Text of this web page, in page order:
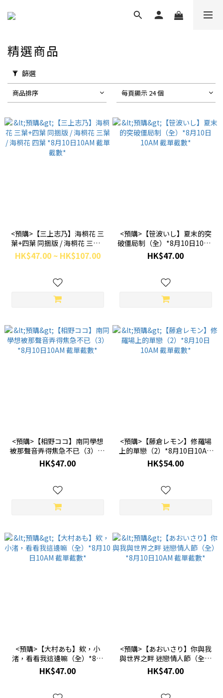
精選商品
篩選
商品排序 每頁顯示 24 個
<預購>【三上志乃】海桐花 三
葉+四葉 同捆版 / 海桐花 三葉 /
海桐花 四葉 *8月10日10AM 截
單截數*
HK$47.00 ~ HK$107.00
<預購>【笹波いし】夏末的突
破僵局制（全）*8月10日10AM
截單截數*
HK$47.00
<預購>【相野ココ】南同學想
被那聲音弄得焦急不已（3）*8
月10日10AM 截單截數*
HK$47.00
<預購>【藤倉レモン】修羅場
上的單戀（2）*8月10日10AM
截單截數*
HK$54.00
<預購>【大村あも】欸，小
渚，看看我這邊嘛（全）*8月
10日10AM 截單截數*
HK$47.00
<預購>【あおいさり】你與我
與世界之畔 迷戀情人節（全）
*8月10日10AM 截單截數*
HK$47.00